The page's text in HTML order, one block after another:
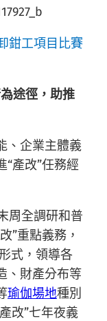
鉗工項目比賽
途徑，助推
、企業主體義
產改”任務經
周全調研和普
”重點義務，
式，領導各
、財產分布等
瑜伽場地種別
改”七年夜義